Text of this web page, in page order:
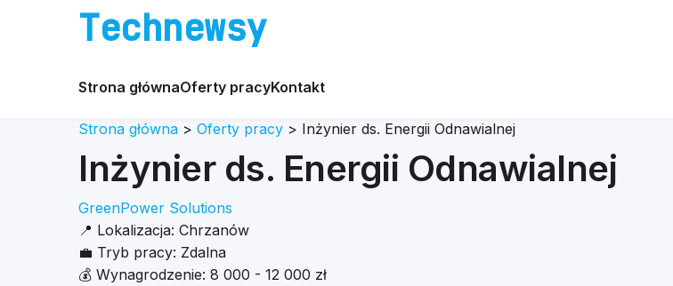
Technewsy
Strona głównaOferty pracyKontakt
Strona główna > Oferty pracy > Inżynier ds. Energii Odnawialnej
Inżynier ds. Energii Odnawialnej
GreenPower Solutions
📍 Lokalizacja: Chrzanów
💼 Tryb pracy: Zdalna
💰 Wynagrodzenie: 8 000 - 12 000 zł